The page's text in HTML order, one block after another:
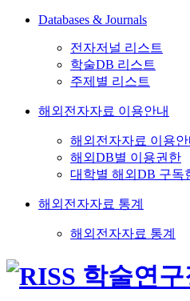
Databases & Journals
전자저널 리스트
학술DB 리스트
주제별 리스트
해외전자자료 이용안내
해외전자자료 이용안
해외DB별 이용권한
대학별 해외DB 구독
해외전자자료 통계
해외전자자료 통계